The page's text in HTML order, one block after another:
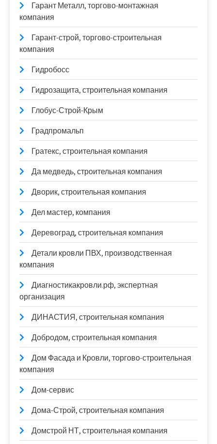
Гарант Металл, торгово-монтажная
компания
Гарант-строй, торгово-строительная
компания
Гидробосс
Гидрозащита, строительная компания
Глобус-Строй-Крым
Градпромальп
Гратекс, строительная компания
Да медведь, строительная компания
Дворик, строительная компания
Дел мастер, компания
Деревоград, строительная компания
Детали кровли ПВХ, производственная
компания
Диагностикакровли.рф, экспертная
организация
ДИНАСТИЯ, строительная компания
Добродом, строительная компания
Дом Фасада и Кровли, торгово-строительная
компания
Дом-сервис
Дома-Строй, строительная компания
Домстрой НТ, строительная компания